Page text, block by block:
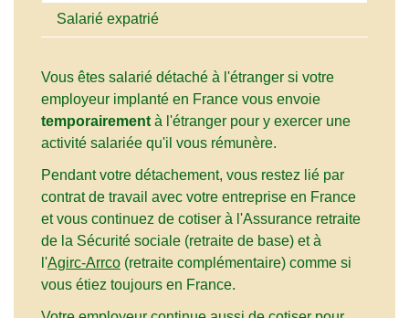
Salarié expatrié
Vous êtes salarié détaché à l'étranger si votre
employeur implanté en France vous envoie
temporairement à l'étranger pour y exercer une
activité salariée qu'il vous rémunère.
Pendant votre détachement, vous restez lié par
contrat de travail avec votre entreprise en France
et vous continuez de cotiser à l'Assurance retraite
de la Sécurité sociale (retraite de base) et à
l'Agirc-Arrco (retraite complémentaire) comme si
vous étiez toujours en France.